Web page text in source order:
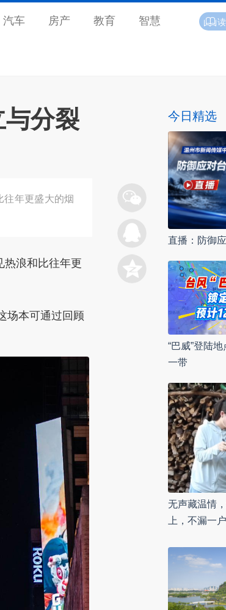
汽车 房产 教育 智慧
与分裂
往年更盛大的烟
热浪和比往年更
场本可通过回顾
今日精选
直播：防御
“巴威”登陆
一带
无声藏温情
上，不漏一